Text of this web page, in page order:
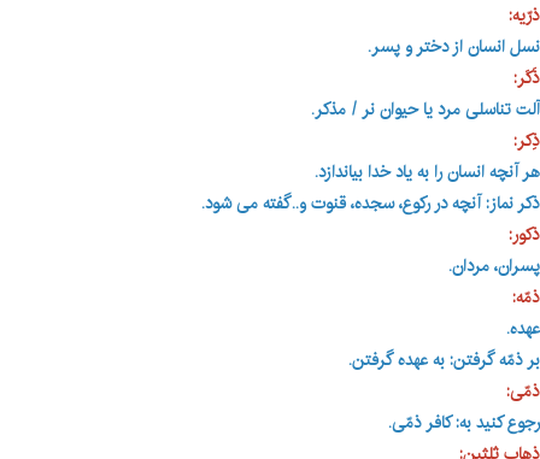
ذرّیه:
نسل انسان از دختر و پسر.
ذَکَر:
آلت تناسلی مرد یا حیوان نر / مذکر.
ذِکر:
هر آنچه انسان را به یاد خدا بیاندازد.
ذکر نماز: آنچه در رکوع، سجده، قنوت و..گفته می شود.
ذکور:
پسران، مردان.
ذمّه:
عهده.
بر ذمّه گرفتن: به عهده گرفتن.
ذمّی:
رجوع کنید به: کافر ذمّی.